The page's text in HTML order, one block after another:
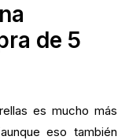
de 5
es mucho más
eso también